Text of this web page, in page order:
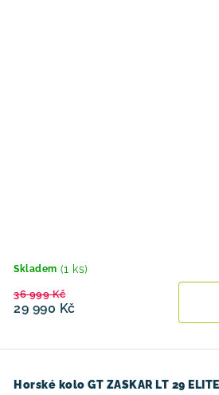
Skladem (1 ks)
29 990 Kč
36 999 Kč
Horské kolo GT ZASKAR LT 29